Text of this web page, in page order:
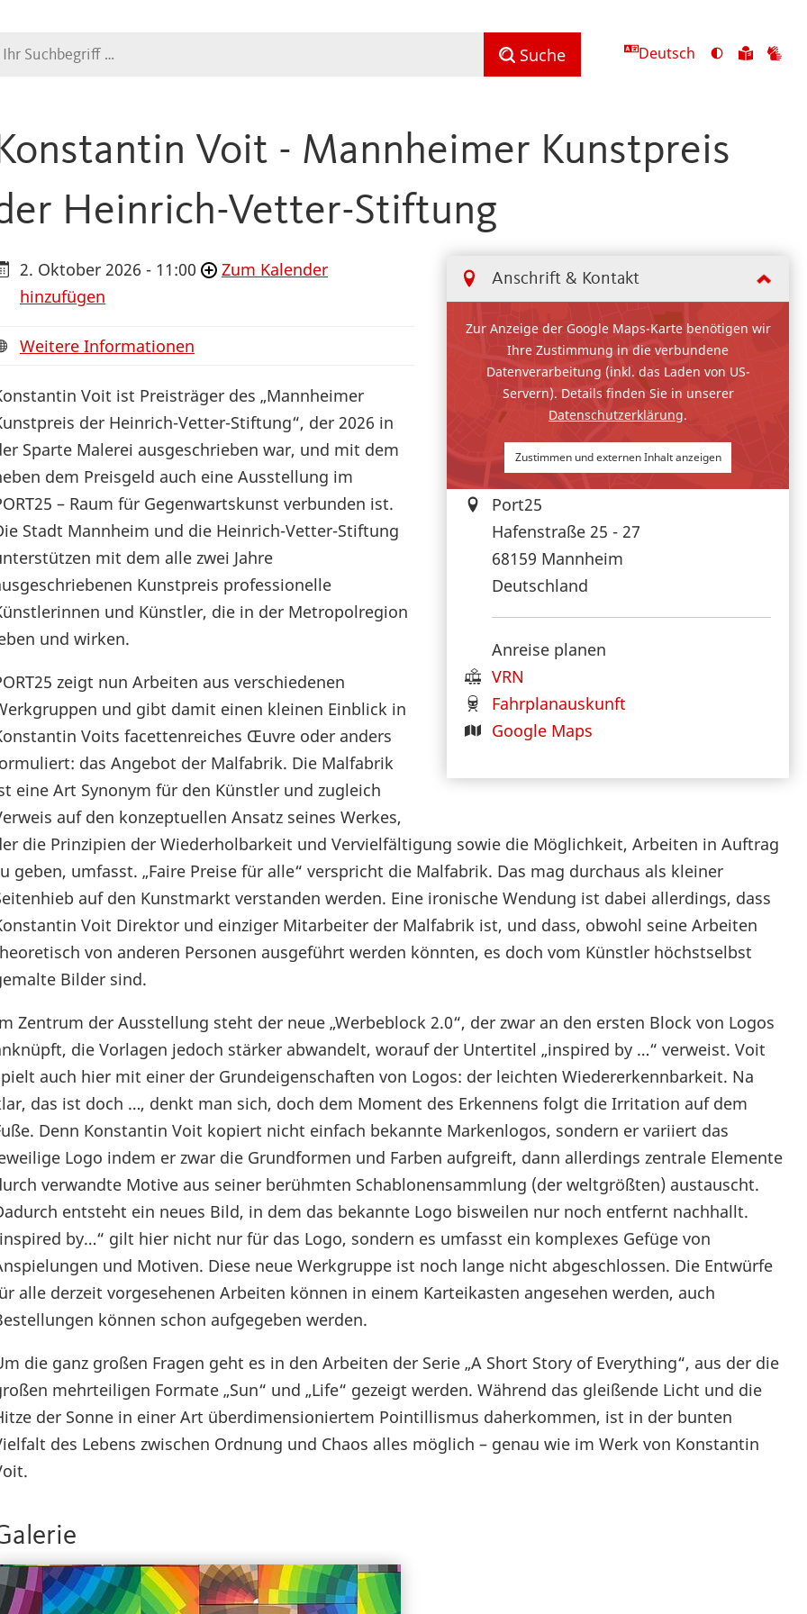
Suche Deutsch
Ansicht
umschalten
Zu
Voit - Mannheimer Kunstpreis
Heinrich-Vetter-Stiftung
Anschrift & Kontakt
Zur Anzeige der Google Maps-Karte benötigen wir
Ihre Zustimmung in die verbundene
Datenverarbeitung (inkl. das Laden von US-
Servern). Details finden Sie in unserer
Datenschutzerklärung.
Zustimmen und externen Inhalt anzeigen
Port25
Hafenstraße 25 - 27
68159 Mannheim
Deutschland
Anreise planen
VRN
Fahrplanauskunft
Google Maps
2. Oktober 2026 - 11:00
Zum Kalender
hinzufügen
Weitere Informationen
Voit ist Preisträger des „Mannheimer
der Heinrich-Vetter-Stiftung“, der 2026 in
Sparte Malerei ausgeschrieben war, und mit dem
dem Preisgeld auch eine Ausstellung im
– Raum für Gegenwartskunst verbunden ist.
Stadt Mannheim und die Heinrich-Vetter-Stiftung
mit dem alle zwei Jahre
Kunstpreis professionelle
und Künstler, die in der Metropolregion
und wirken.
zeigt nun Arbeiten aus verschiedenen
und gibt damit einen kleinen Einblick in
Voits facettenreiches Œuvre oder anders
das Angebot der Malfabrik. Die Malfabrik
eine Art Synonym für den Künstler und zugleich
auf den konzeptuellen Ansatz seines Werkes,
die Prinzipien der Wiederholbarkeit und Vervielfältigung sowie die Möglichkeit, Arbeiten in Auftrag
geben, umfasst. „Faire Preise für alle“ verspricht die Malfabrik. Das mag durchaus als kleiner
auf den Kunstmarkt verstanden werden. Eine ironische Wendung ist dabei allerdings, dass
Voit Direktor und einziger Mitarbeiter der Malfabrik ist, und dass, obwohl seine Arbeiten
von anderen Personen ausgeführt werden könnten, es doch vom Künstler höchstselbst
Bilder sind.
Zentrum der Ausstellung steht der neue „Werbeblock 2.0“, der zwar an den ersten Block von Logos
die Vorlagen jedoch stärker abwandelt, worauf der Untertitel „inspired by …“ verweist. Voit
auch hier mit einer der Grundeigenschaften von Logos: der leichten Wiedererkennbarkeit. Na
das ist doch …, denkt man sich, doch dem Moment des Erkennens folgt die Irritation auf dem
Denn Konstantin Voit kopiert nicht einfach bekannte Markenlogos, sondern er variiert das
Logo indem er zwar die Grundformen und Farben aufgreift, dann allerdings zentrale Elemente
verwandte Motive aus seiner berühmten Schablonensammlung (der weltgrößten) austauscht.
entsteht ein neues Bild, in dem das bekannte Logo bisweilen nur noch entfernt nachhallt.
by…“ gilt hier nicht nur für das Logo, sondern es umfasst ein komplexes Gefüge von
und Motiven. Diese neue Werkgruppe ist noch lange nicht abgeschlossen. Die Entwürfe
alle derzeit vorgesehenen Arbeiten können in einem Karteikasten angesehen werden, auch
können schon aufgegeben werden.
die ganz großen Fragen geht es in den Arbeiten der Serie „A Short Story of Everything“, aus der die
mehrteiligen Formate „Sun“ und „Life“ gezeigt werden. Während das gleißende Licht und die
der Sonne in einer Art überdimensioniertem Pointillismus daherkommen, ist in der bunten
des Lebens zwischen Ordnung und Chaos alles möglich – genau wie im Werk von Konstantin